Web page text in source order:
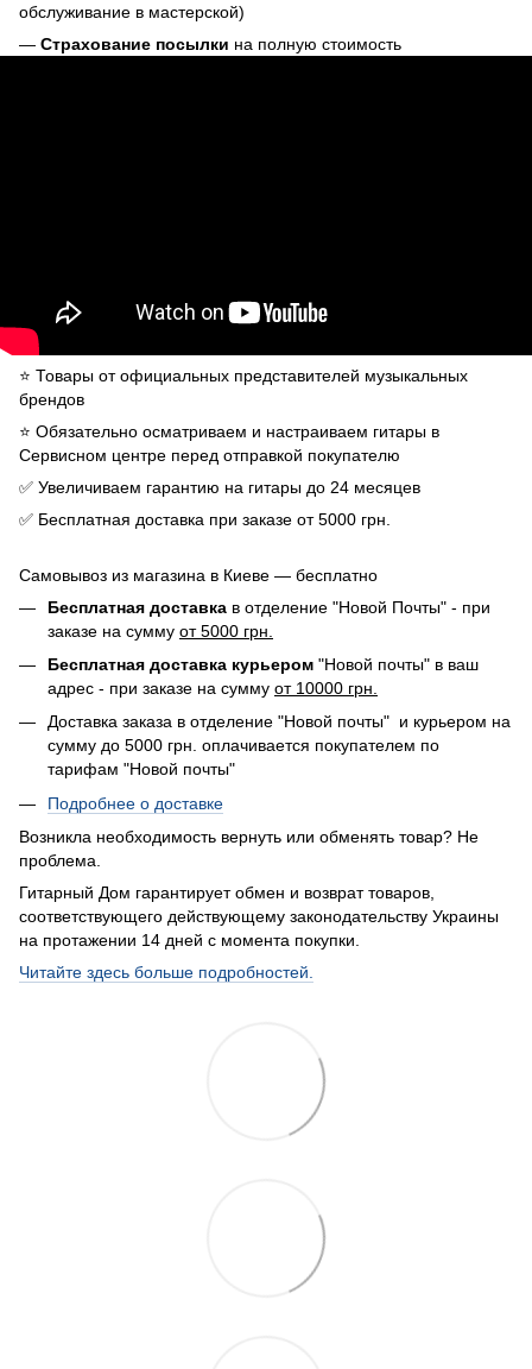
обслуживание в мастерской)
— Страхование посылки на полную стоимость
⭐️ Товары от официальных представителей музыкальных
брендов
⭐️ Обязательно осматриваем и настраиваем гитары в
Сервисном центре перед отправкой покупателю
✅ Увеличиваем гарантию на гитары до 24 месяцев
✅ Бесплатная доставка при заказе от 5000 грн.
Самовывоз из магазина в Киеве — бесплатно
Бесплатная доставка в отделение "Новой Почты" - при
заказе на сумму от 5000 грн.
Бесплатная доставка курьером "Новой почты" в ваш
адрес - при заказе на сумму от 10000 грн.
Доставка заказа в отделение "Новой почты" и курьером на
сумму до 5000 грн. оплачивается покупателем по
тарифам "Новой почты"
Подробнее о доставке
Возникла необходимость вернуть или обменять товар? Не
проблема.
Гитарный Дом гарантирует обмен и возврат товаров,
соответствующего действующему законодательству Украины
на протажении 14 дней с момента покупки.
Читайте здесь больше подробностей.